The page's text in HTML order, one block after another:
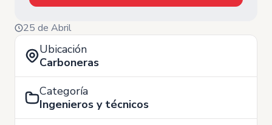
25 de Abril
Ubicación
Carboneras
Categoría
Ingenieros y técnicos